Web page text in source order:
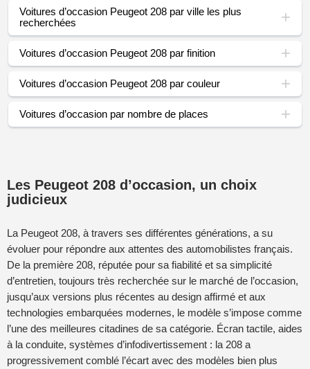
Voitures d’occasion Peugeot 208 par ville les plus
recherchées
Voitures d’occasion Peugeot 208 par finition
Voitures d’occasion Peugeot 208 par couleur
Voitures d’occasion par nombre de places
Les Peugeot 208 d’occasion, un choix
judicieux
La Peugeot 208, à travers ses différentes générations, a su
évoluer pour répondre aux attentes des automobilistes français.
De la première 208, réputée pour sa fiabilité et sa simplicité
d’entretien, toujours très recherchée sur le marché de l’occasion,
jusqu’aux versions plus récentes au design affirmé et aux
technologies embarquées modernes, le modèle s’impose comme
l’une des meilleures citadines de sa catégorie. Écran tactile, aides
à la conduite, systèmes d’infodivertissement : la 208 a
progressivement comblé l’écart avec des modèles bien plus